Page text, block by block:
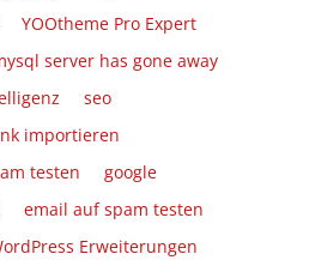
YOOtheme Pro Expert
server has gone away
seo
importieren
testen
google
email auf spam testen
Erweiterungen